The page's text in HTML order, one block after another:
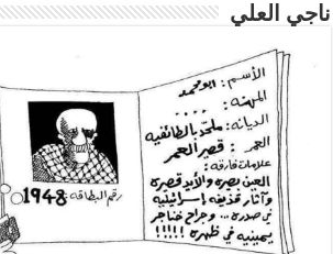
ناجي العلي